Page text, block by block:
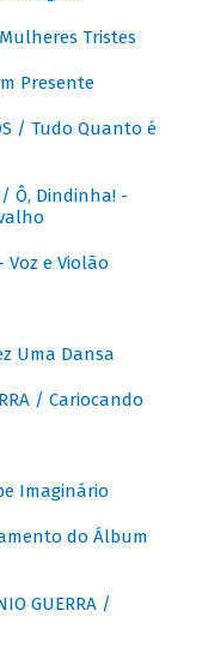
Tristes
Presente
/ Tudo Quanto é
/ Ô, Dindinha! -
Voz e Violão
Uma Dansa
/ Cariocando
Imaginário
do Álbum
GUERRA /